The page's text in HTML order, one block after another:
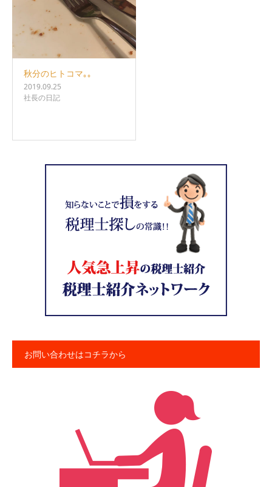
秋分のヒトコマ｡｡
2019.09.25
社長の日記
お問い合わせはコチラから